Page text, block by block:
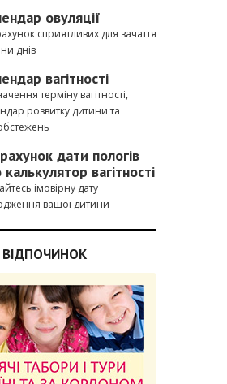
овуляції
сприятливих для зачаття
днів
вагітності
терміну вагітності,
розвитку дитини та
дати пологів
калькулятор вагітності
імовірну дату
вашої дитини